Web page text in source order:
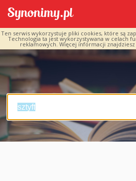
Ten serwis wykorzystuje pliki cookies, które są
Technologia ta jest wykorzystywana w celach
reklamowych. Więcej informacji